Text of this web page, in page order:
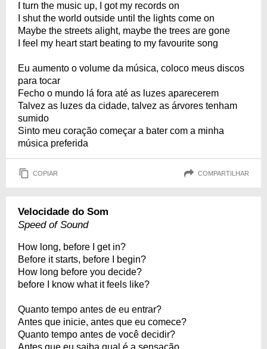
I turn the music up, I got my records on
I shut the world outside until the lights come on
Maybe the streets alight, maybe the trees are gone
I feel my heart start beating to my favourite song
Eu aumento o volume da música, coloco meus discos
para tocar
Fecho o mundo lá fora até as luzes aparecerem
Talvez as luzes da cidade, talvez as árvores tenham
sumido
Sinto meu coração começar a bater com a minha
música preferida
COPIAR COMPARTILHAR
Velocidade do Som
Speed of Sound
How long, before I get in?
Before it starts, before I begin?
How long before you decide?
before I know what it feels like?
Quanto tempo antes de eu entrar?
Antes que inicie, antes que eu comece?
Quanto tempo antes de você decidir?
Antes que eu saiba qual é a sensação